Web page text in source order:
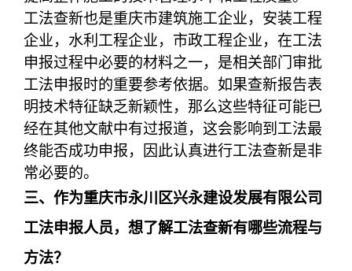
工法查新也是重庆市建筑施工企业，安装工程
企业，水利工程企业，市政工程企业，在工法
申报过程中必要的材料之一，是相关部门审批
工法申报时的重要参考依据。如果查新报告表
明技术特征缺乏新颖性，那么这些特征可能已
经在其他文献中有过报道，这会影响到工法最
终能否成功申报，因此认真进行工法查新是非
常必要的。
三、作为重庆市永川区兴永建设发展有限公司
工法申报人员，想了解工法查新有哪些流程与
方法？